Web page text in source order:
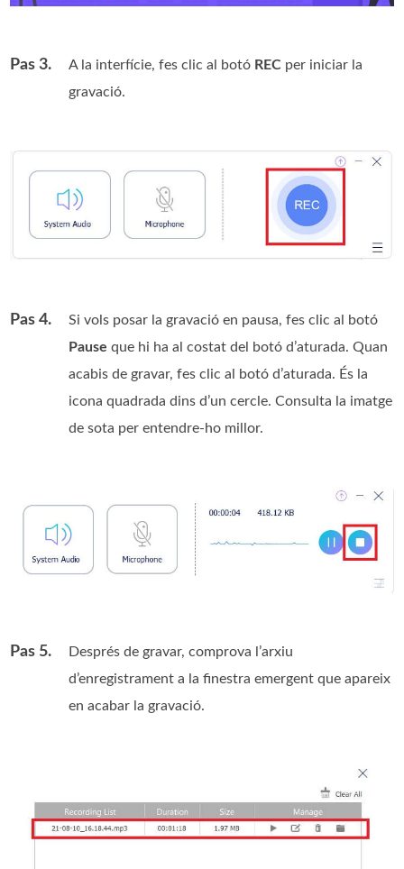
Pas 3. A la interfície, fes clic al botó REC per iniciar la
gravació.
Pas 4.
Si vols posar la gravació en pausa, fes clic al botó
Pause que hi ha al costat del botó d’aturada. Quan
acabis de gravar, fes clic al botó d’aturada. És la
icona quadrada dins d’un cercle. Consulta la imatge
de sota per entendre-ho millor.
Pas 5.
Després de gravar, comprova l’arxiu
d’enregistrament a la finestra emergent que apareix
en acabar la gravació.